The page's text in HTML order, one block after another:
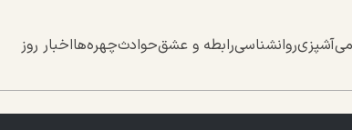
آشپزیروانشناسیرابطه و عشقحوادثچهره‌هااخبار روز